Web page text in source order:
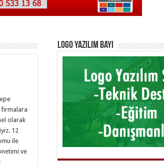
firmalara
olarak
12
ile
ve
Logo Yazılım Bayi